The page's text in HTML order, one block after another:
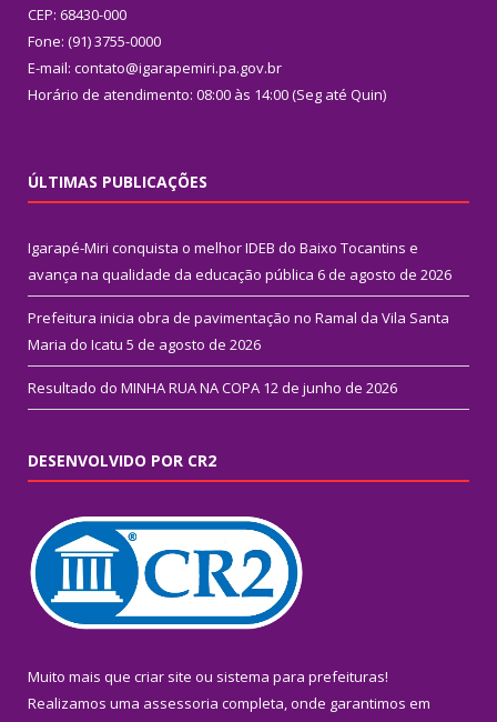
CEP: 68430-000
Fone: (91) 3755-0000
E-mail: contato@igarapemiri.pa.gov.br
Horário de atendimento: 08:00 às 14:00 (Seg até Quin)
ÚLTIMAS PUBLICAÇÕES
Igarapé-Miri conquista o melhor IDEB do Baixo Tocantins e
avança na qualidade da educação pública 6 de agosto de 2026
Prefeitura inicia obra de pavimentação no Ramal da Vila Santa
Maria do Icatu 5 de agosto de 2026
Resultado do MINHA RUA NA COPA 12 de junho de 2026
DESENVOLVIDO POR CR2
Muito mais que criar site ou sistema para prefeituras!
Realizamos uma assessoria completa, onde garantimos em